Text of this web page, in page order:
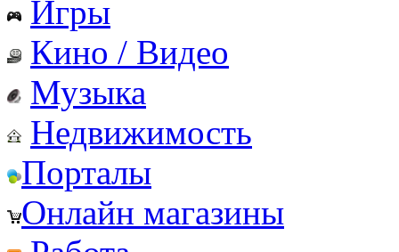
Игры
Кино / Видео
Музыка
Недвижимость
Порталы
Онлайн магазины